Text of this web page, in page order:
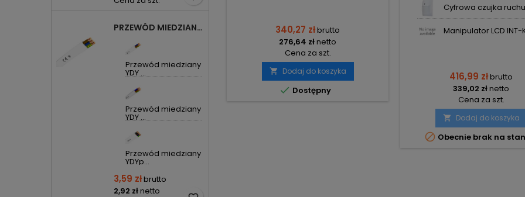
PRZEWÓD MIEDZIANY YDYP DRUT 3X1,5MM2 ŻO 450/750V
Przewód miedziany
YDY ...
Przewód miedziany
YDY ...
Przewód miedziany
YDYp...
3,59 złbrutto
2,92 złnetto
340,27 złbrutto
276,64 złnetto
Cena za szt.
 Dodaj do koszyka
 Dostępny
Cyfrowa czujka ruchu
Manipulator LCD INT-
416,99 złbrutto
339,02 złnetto
Cena za szt.
 Dodaj do koszyka
 Obecnie brak na